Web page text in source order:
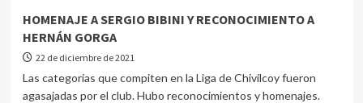
HOMENAJE A SERGIO BIBINI Y RECONOCIMIENTO A
HERNÁN GORGA
22 de diciembre de 2021
Las categorías que compiten en la Liga de Chivilcoy fueron
agasajadas por el club. Hubo reconocimientos y homenajes.